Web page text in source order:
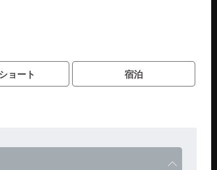
ョート 宿泊